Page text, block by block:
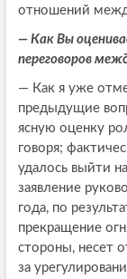
отношений
— Как Вы
переговоров
— Как я уже
предыдущие
ясную оценку
говоря;
удалось выйти
заявление
года, по
прекращение
стороны, несет
за